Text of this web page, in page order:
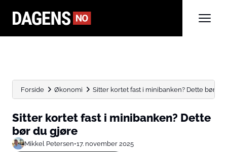
Forside Økonomi Sitter kortet fast i minibanken? Dette bør du
Sitter kortet fast i minibanken? Dette
bør du gjøre
Mikkel Petersen•17. november 2025